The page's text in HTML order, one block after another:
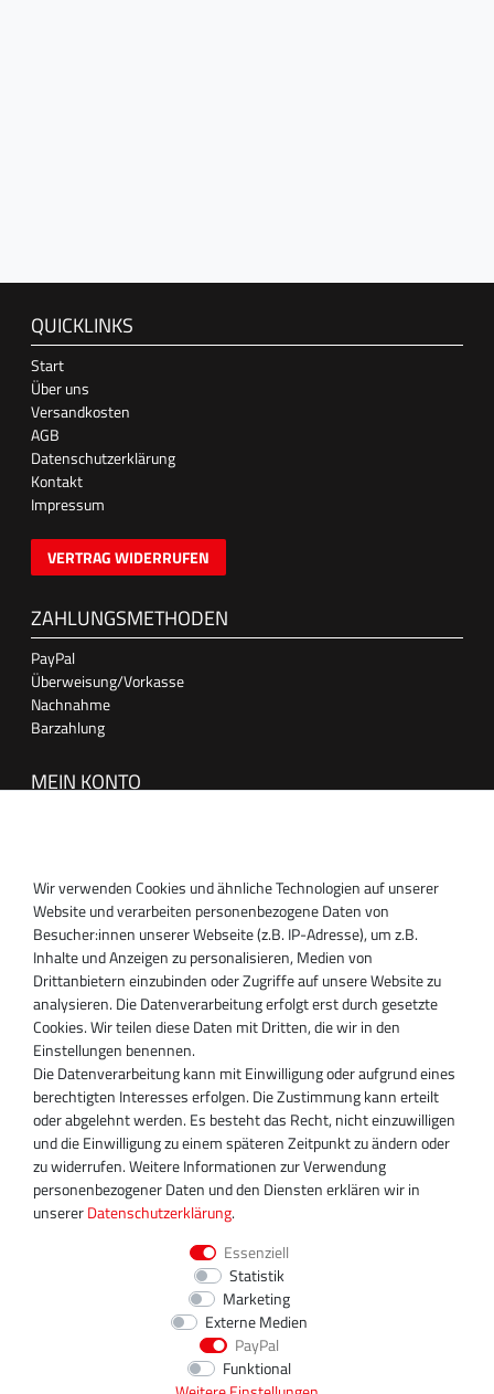
QUICKLINKS
Start
Über uns
Versandkosten
AGB
Datenschutzerklärung
Kontakt
Impressum
VERTRAG WIDERRUFEN
ZAHLUNGSMETHODEN
PayPal
Überweisung/Vorkasse
Nachnahme
Barzahlung
MEIN KONTO
SUPPORT
Inhaber:
Magnos Turbosystems GmbH
Miraustraße 27-29
D-13509 Berlin
+49 30 340 606 740
+49 30 340 606 740
+49 30 340 606 745
info@turboservice24.de
Aktuelle Öffnungszeiten
Mo-Fr: 08:00 Uhr - 18:00 Uhr
Sa: geschlossen
Wir verwenden Cookies und ähnliche Technologien auf unserer
Website und verarbeiten personenbezogene Daten von
Besucher:innen unserer Webseite (z.B. IP-Adresse), um z.B.
Inhalte und Anzeigen zu personalisieren, Medien von
Drittanbietern einzubinden oder Zugriffe auf unsere Website zu
analysieren. Die Datenverarbeitung erfolgt erst durch gesetzte
Cookies. Wir teilen diese Daten mit Dritten, die wir in den
Einstellungen benennen.
Die Datenverarbeitung kann mit Einwilligung oder aufgrund eines
berechtigten Interesses erfolgen. Die Zustimmung kann erteilt
oder abgelehnt werden. Es besteht das Recht, nicht einzuwilligen
und die Einwilligung zu einem späteren Zeitpunkt zu ändern oder
zu widerrufen. Weitere Informationen zur Verwendung
personenbezogener Daten und den Diensten erklären wir in
unsererDaten­schutz­erklärung.
Essenziell
Statistik
Marketing
Externe Medien
PayPal
Funktional